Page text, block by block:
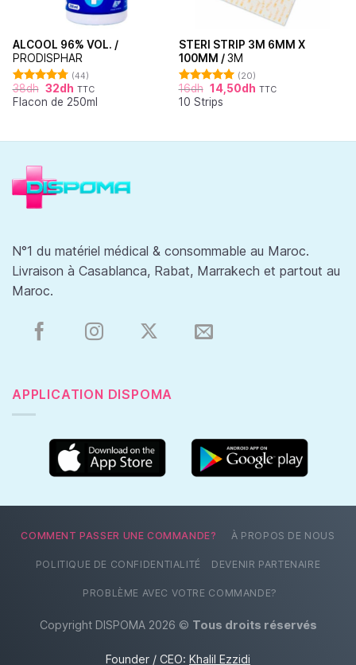
ALCOOL 96% VOL. /
PRODISPHAR
Note 4.77
sur 5
(44)
38dh 32dh TTC
Flacon de 250ml
STERI STRIP 3M 6MM X
100MM /3M
Note 4.95
sur 5
(20)
16dh 14,50dh TTC
10 Strips
N°1 du matériel médical & consommable au Maroc.
Livraison à Casablanca, Rabat, Marrakech et partout au
Maroc.
APPLICATION DISPOMA
COMMENT PASSER UNE COMMANDE? À PROPOS DE NOUS
POLITIQUE DE CONFIDENTIALITÉ DEVENIR PARTENAIRE
PROBLÈME AVEC VOTRE COMMANDE?
Copyright DISPOMA 2026 © Tous droits réservés
Founder / CEO: Khalil Ezzidi